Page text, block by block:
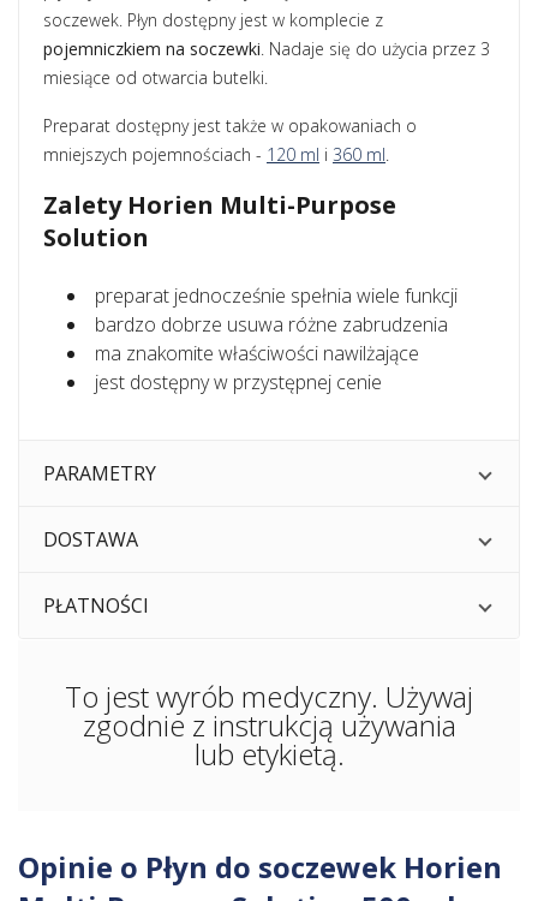
PARAMETRY
DOSTAWA
PŁATNOŚCI
soczewek. Płyn dostępny jest w komplecie z
pojemniczkiem na soczewki. Nadaje się do użycia przez 3
miesiące od otwarcia butelki.
Preparat dostępny jest także w opakowaniach o
mniejszych pojemnościach - 120 ml i 360 ml.
Zalety Horien Multi-Purpose
Solution
preparat jednocześnie spełnia wiele funkcji
bardzo dobrze usuwa różne zabrudzenia
ma znakomite właściwości nawilżające
jest dostępny w przystępnej cenie
To jest wyrób medyczny. Używaj
zgodnie z instrukcją używania
lub etykietą.
Opinie o Płyn do soczewek Horien